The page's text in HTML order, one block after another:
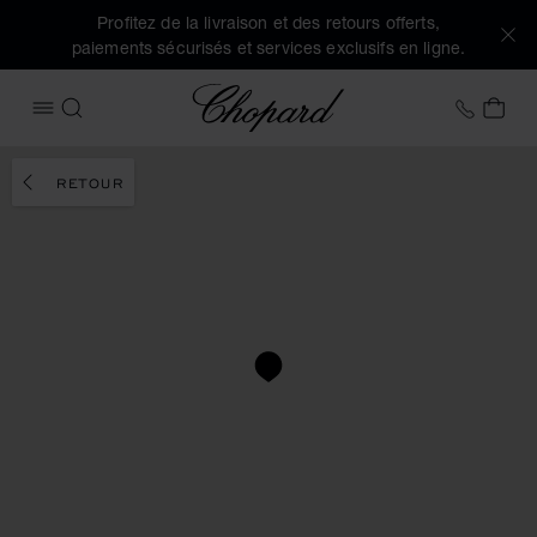
Profitez de la livraison et des retours offerts,
paiements sécurisés et services exclusifs en ligne.
OUVRIR LE MENU
RECHERCHER
Chopard +33
RETOUR